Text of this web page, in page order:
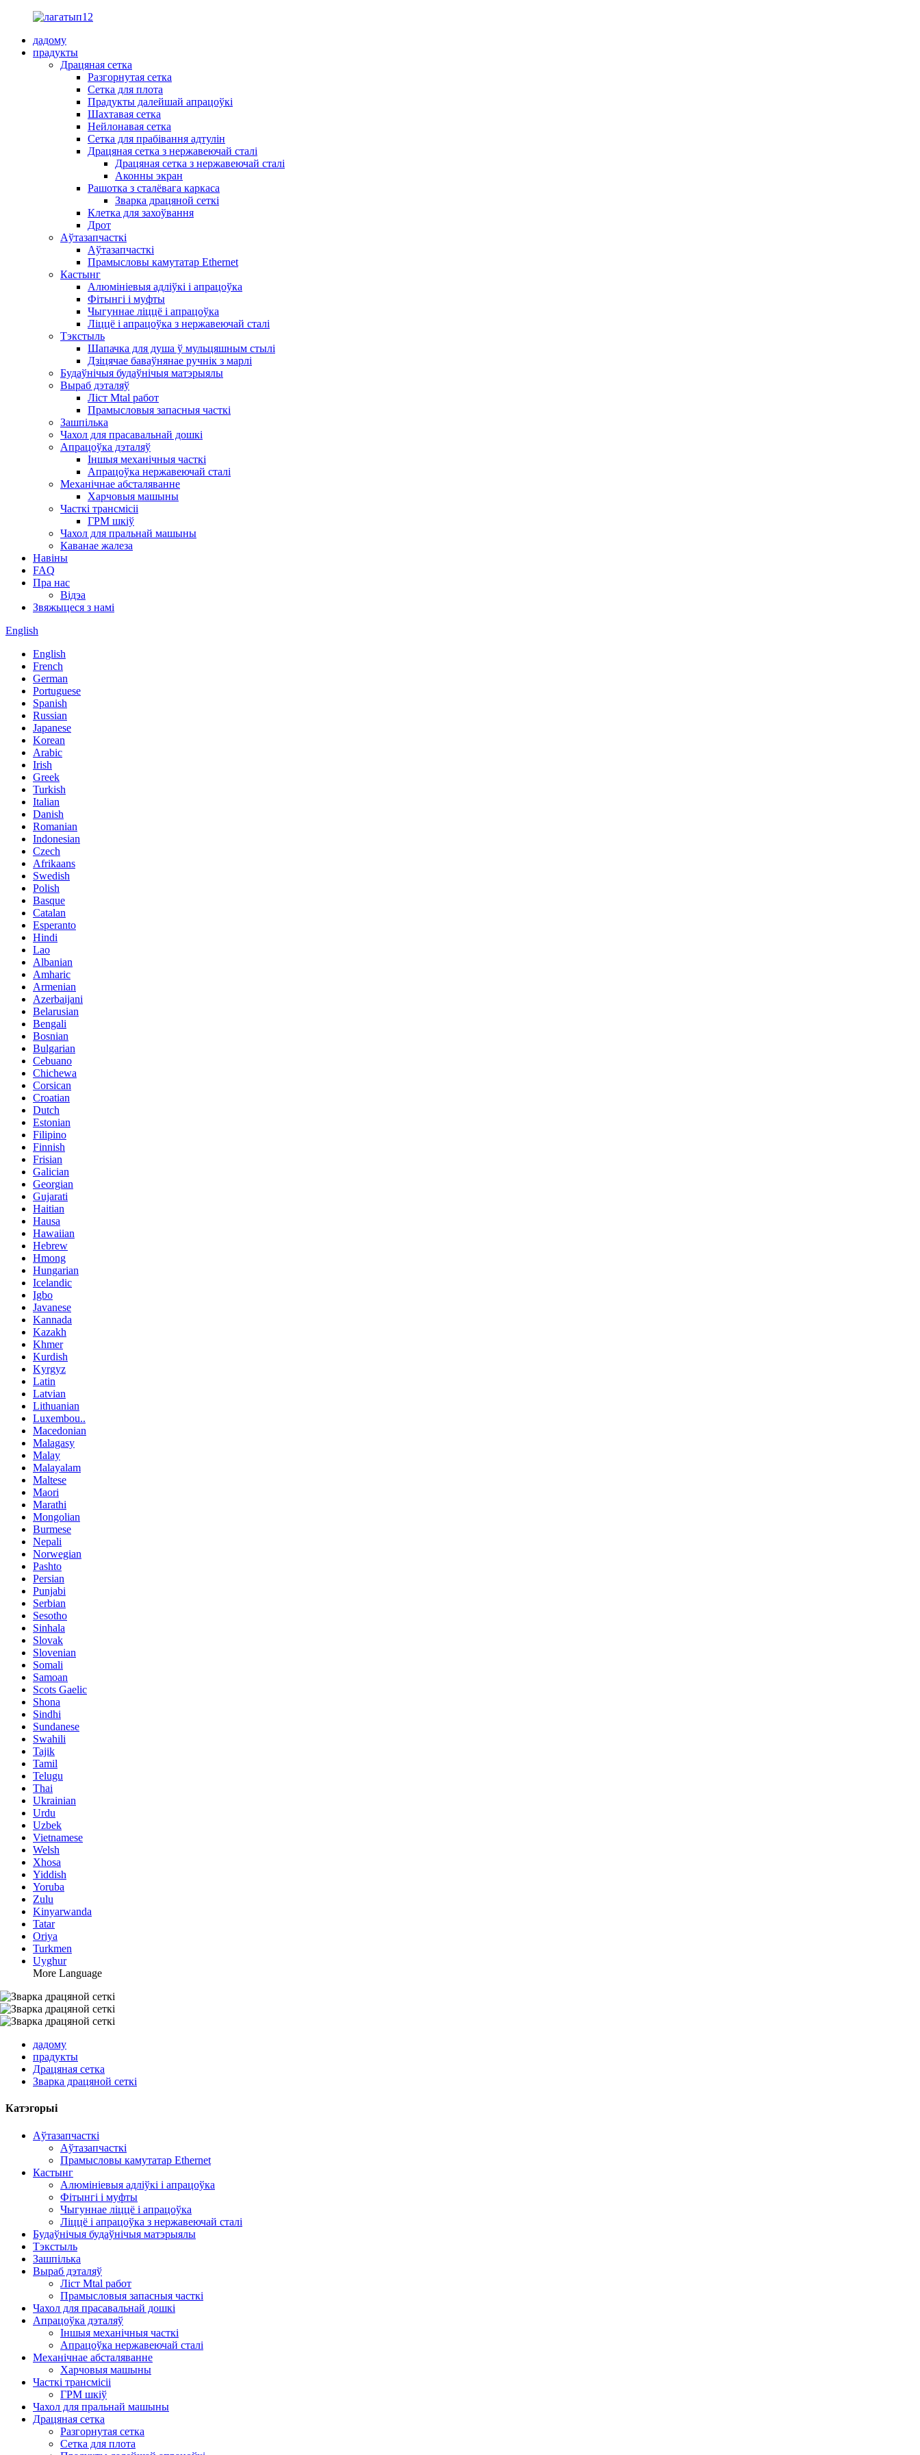
дадому
прадукты
Драцяная сетка
Разгорнутая сетка
Сетка для плота
Прадукты далейшай апрацоўкі
Шахтавая сетка
Нейлонавая сетка
Сетка для прабівання адтулін
Драцяная сетка з нержавеючай сталі
Драцяная сетка з нержавеючай сталі
Аконны экран
Рашотка з сталёвага каркаса
Зварка драцяной сеткі
Клетка для захоўвання
Дрот
Аўтазапчасткі
Аўтазапчасткі
Прамысловы камутатар Ethernet
Кастынг
Алюмініевыя адліўкі і апрацоўка
Фітынгі і муфты
Чыгуннае ліццё і апрацоўка
Ліццё і апрацоўка з нержавеючай сталі
Тэкстыль
Шапачка для душа ў мульцяшным стылі
Дзіцячае баваўнянае ручнік з марлі
Будаўнічыя будаўнічыя матэрыялы
Выраб дэталяў
Ліст Mtal работ
Прамысловыя запасныя часткі
Зашпілька
Чахол для прасавальнай дошкі
Апрацоўка дэталяў
Іншыя механічныя часткі
Апрацоўка нержавеючай сталі
Механічнае абсталяванне
Харчовыя машыны
Часткі трансмісіі
ГРМ шкіў
Чахол для пральнай машыны
Каванае жалеза
Навіны
FAQ
Пра нас
Відэа
Звяжыцеся з намі
English
English
French
German
Portuguese
Spanish
Russian
Japanese
Korean
Arabic
Irish
Greek
Turkish
Italian
Danish
Romanian
Indonesian
Czech
Afrikaans
Swedish
Polish
Basque
Catalan
Esperanto
Hindi
Lao
Albanian
Amharic
Armenian
Azerbaijani
Belarusian
Bengali
Bosnian
Bulgarian
Cebuano
Chichewa
Corsican
Croatian
Dutch
Estonian
Filipino
Finnish
Frisian
Galician
Georgian
Gujarati
Haitian
Hausa
Hawaiian
Hebrew
Hmong
Hungarian
Icelandic
Igbo
Javanese
Kannada
Kazakh
Khmer
Kurdish
Kyrgyz
Latin
Latvian
Lithuanian
Luxembou..
Macedonian
Malagasy
Malay
Malayalam
Maltese
Maori
Marathi
Mongolian
Burmese
Nepali
Norwegian
Pashto
Persian
Punjabi
Serbian
Sesotho
Sinhala
Slovak
Slovenian
Somali
Samoan
Scots Gaelic
Shona
Sindhi
Sundanese
Swahili
Tajik
Tamil
Telugu
Thai
Ukrainian
Urdu
Uzbek
Vietnamese
Welsh
Xhosa
Yiddish
Yoruba
Zulu
Kinyarwanda
Tatar
Oriya
Turkmen
Uyghur
More Language
дадому
прадукты
Драцяная сетка
Зварка драцяной сеткі
Катэгорыі
Аўтазапчасткі
Аўтазапчасткі
Прамысловы камутатар Ethernet
Кастынг
Алюмініевыя адліўкі і апрацоўка
Фітынгі і муфты
Чыгуннае ліццё і апрацоўка
Ліццё і апрацоўка з нержавеючай сталі
Будаўнічыя будаўнічыя матэрыялы
Тэкстыль
Зашпілька
Выраб дэталяў
Ліст Mtal работ
Прамысловыя запасныя часткі
Чахол для прасавальнай дошкі
Апрацоўка дэталяў
Іншыя механічныя часткі
Апрацоўка нержавеючай сталі
Механічнае абсталяванне
Харчовыя машыны
Часткі трансмісіі
ГРМ шкіў
Чахол для пральнай машыны
Драцяная сетка
Разгорнутая сетка
Сетка для плота